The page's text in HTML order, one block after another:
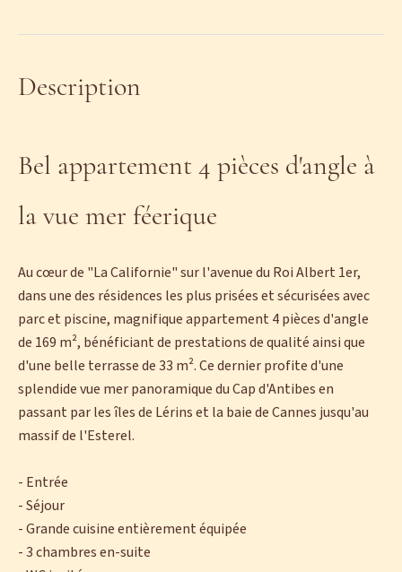
Description
Bel appartement 4 pièces d'angle à
la vue mer féerique
Au cœur de "La Californie" sur l'avenue du Roi Albert 1er,
dans une des résidences les plus prisées et sécurisées avec
parc et piscine, magnifique appartement 4 pièces d'angle
de 169 m², bénéficiant de prestations de qualité ainsi que
d'une belle terrasse de 33 m². Ce dernier profite d'une
splendide vue mer panoramique du Cap d'Antibes en
passant par les îles de Lérins et la baie de Cannes jusqu'au
massif de l'Esterel.
- Entrée
- Séjour
- Grande cuisine entièrement équipée
- 3 chambres en-suite